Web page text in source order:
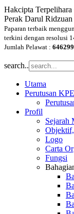
Hakcipta
Perak Darul Ridzuan
Paparan terbaik
terkini dengan resolusi
Jumlah Pelawat :
search..
Utama
Perutusan KPE
Profil
Sejarah
Logo
Carta
Fungsi